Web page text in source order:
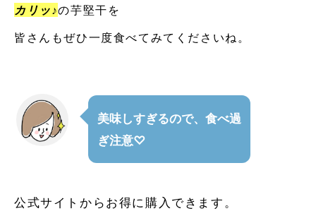
カリッ♪の芋堅干を
皆さんもぜひ一度食べてみてくださいね。
美味しすぎるので、食べ過
ぎ注意♡
公式サイトからお得に購入できます。